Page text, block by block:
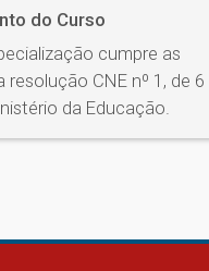
do Curso
cumpre as
resolução CNE nº 1, de 6
da Educação.